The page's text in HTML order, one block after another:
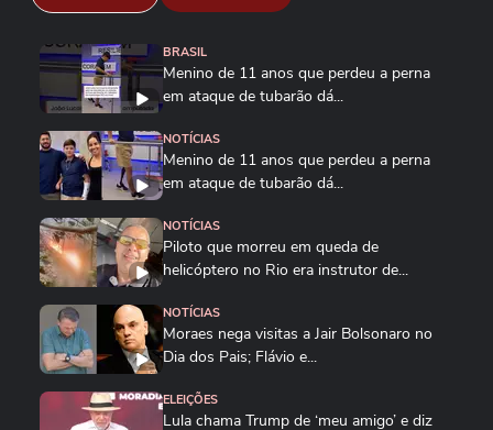
BRASIL
Menino de 11 anos que perdeu a perna
em ataque de tubarão dá...
NOTÍCIAS
Menino de 11 anos que perdeu a perna
em ataque de tubarão dá...
NOTÍCIAS
Piloto que morreu em queda de
helicóptero no Rio era instrutor de...
NOTÍCIAS
Moraes nega visitas a Jair Bolsonaro no
Dia dos Pais; Flávio e...
ELEIÇÕES
Lula chama Trump de ‘meu amigo’ e diz